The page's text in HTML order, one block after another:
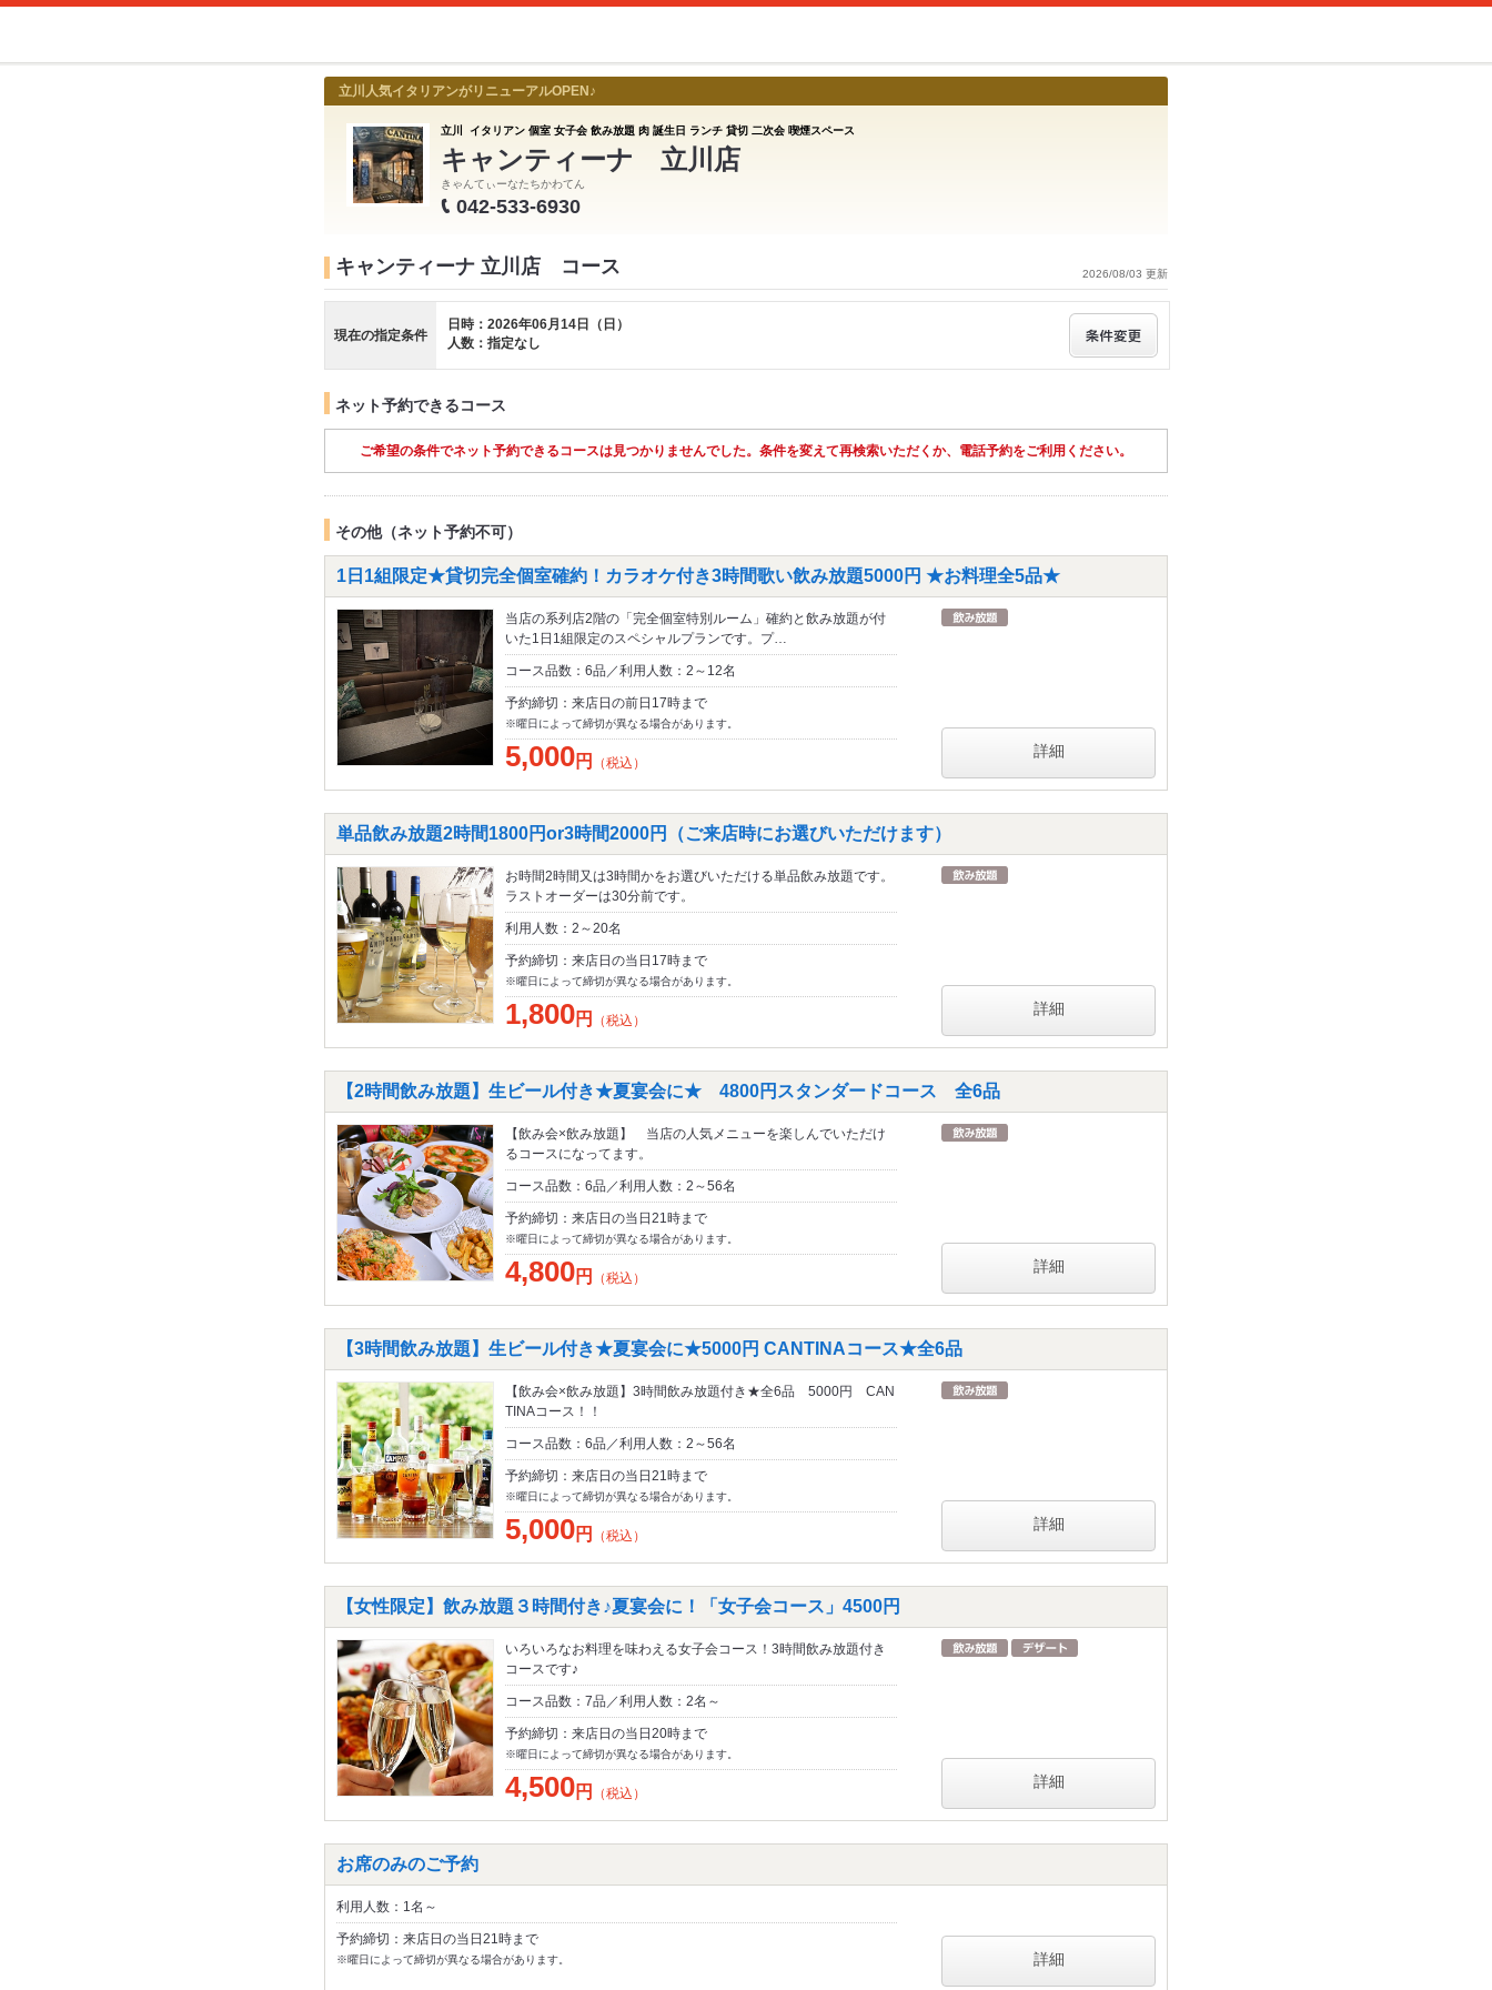
立川人気イタリアンがリニューアルOPEN♪
立川 イタリアン 個室 女子会 飲み放題 肉 誕生日 ランチ 貸切 二次会 喫煙スペース
キャンティーナ 立川店
きゃんてぃーなたちかわてん
042-533-6930
2026/08/03 更新
キャンティーナ 立川店 コース
現在の指定条件
日時：2026年06月14日（日）
人数：指定なし
ネット予約できるコース
ご希望の条件でネット予約できるコースは見つかりませんでした。条件を変えて再検索いただくか、電話予約をご利用ください。
その他（ネット予約不可）
1日1組限定★貸切完全個室確約！カラオケ付き3時間歌い飲み放題5000円 ★お料理全5品★
当店の系列店2階の「完全個室特別ルーム」確約と飲み放題が付
いた1日1組限定のスペシャルプランです。プ…
コース品数：6品／利用人数：2～12名
予約締切：来店日の前日17時まで
※曜日によって締切が異なる場合があります。
5,000円 （税込）
詳細
単品飲み放題2時間1800円or3時間2000円（ご来店時にお選びいただけます）
お時間2時間又は3時間かをお選びいただける単品飲み放題です。
ラストオーダーは30分前です。
利用人数：2～20名
予約締切：来店日の当日17時まで
※曜日によって締切が異なる場合があります。
1,800円 （税込）
詳細
【2時間飲み放題】生ビール付き★夏宴会に★ 4800円スタンダードコース 全6品
【飲み会×飲み放題】 当店の人気メニューを楽しんでいただけ
るコースになってます。
コース品数：6品／利用人数：2～56名
予約締切：来店日の当日21時まで
※曜日によって締切が異なる場合があります。
4,800円 （税込）
詳細
【3時間飲み放題】生ビール付き★夏宴会に★5000円 CANTINAコース★全6品
【飲み会×飲み放題】3時間飲み放題付き★全6品 5000円 CAN
TINAコース！！
コース品数：6品／利用人数：2～56名
予約締切：来店日の当日21時まで
※曜日によって締切が異なる場合があります。
5,000円 （税込）
詳細
【女性限定】飲み放題３時間付き♪夏宴会に！「女子会コース」4500円
いろいろなお料理を味わえる女子会コース！3時間飲み放題付き
コースです♪
コース品数：7品／利用人数：2名～
予約締切：来店日の当日20時まで
※曜日によって締切が異なる場合があります。
4,500円 （税込）
詳細
お席のみのご予約
利用人数：1名～
予約締切：来店日の当日21時まで
※曜日によって締切が異なる場合があります。 詳細